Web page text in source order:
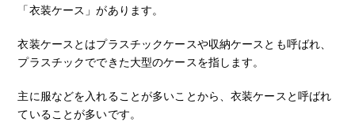
「衣装ケース」があります。
衣装ケースとはプラスチックケースや収納ケースとも呼ばれ、
プラスチックでできた大型のケースを指します。
主に服などを入れることが多いことから、衣装ケースと呼ばれ
ていることが多いです。